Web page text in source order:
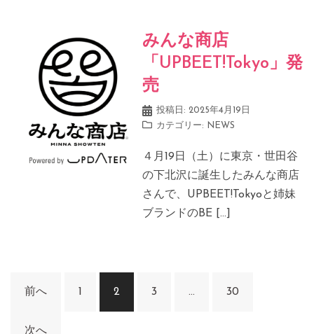
みんな商店
「UPBEET!Tokyo」発
売
投稿日: 2025年4月19日
カテゴリー:
NEWS
４月19日（土）に東京・世田谷
の下北沢に誕生したみんな商店
さんで、UPBEET!Tokyoと姉妹
ブランドのBE […]
投
の
前へ 1 2 3 … 30
次へ